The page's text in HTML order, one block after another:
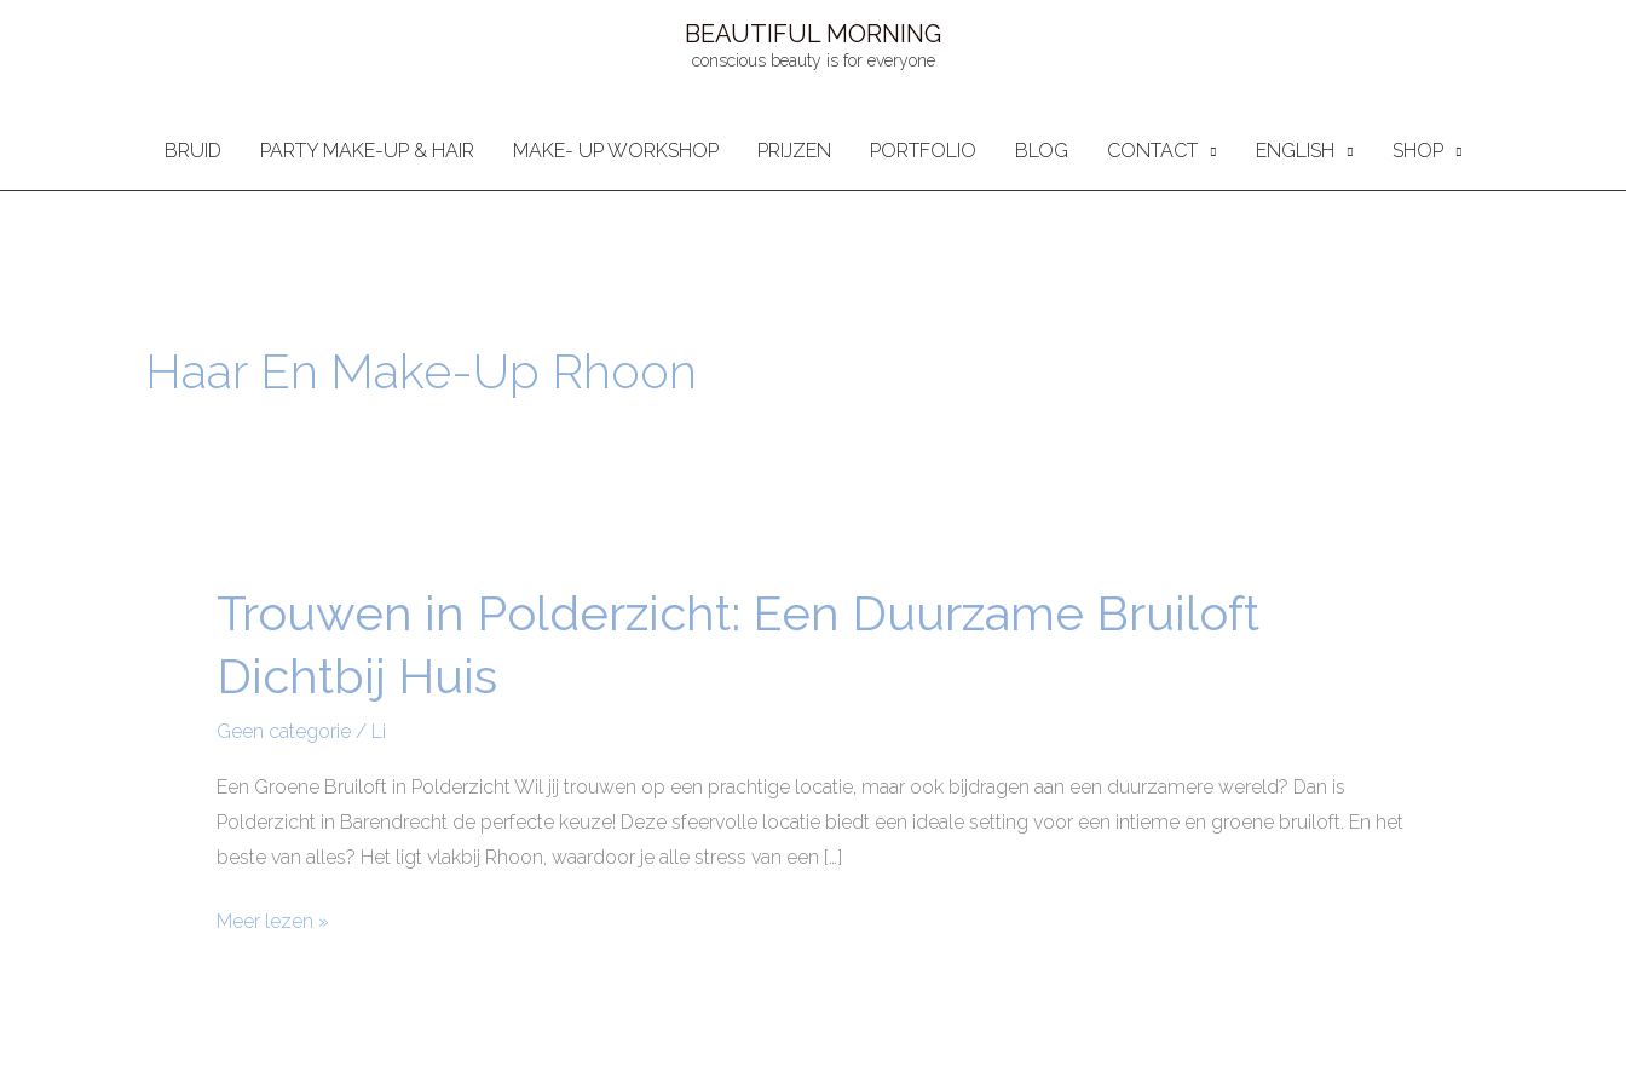
BEAUTIFUL MORNING
conscious beauty is for everyone
BRUID PARTY MAKE-UP & HAIR MAKE- UP WORKSHOP PRIJZEN PORTFOLIO BLOG CONTACT ENGLISH SHOP
Haar En Make-Up Rhoon
Trouwen in Polderzicht: Een Duurzame Bruiloft
Dichtbij Huis
Geen categorie/ Li
Een Groene Bruiloft in Polderzicht Wil jij trouwen op een prachtige locatie, maar ook bijdragen aan een duurzamere wereld? Dan is
Polderzicht in Barendrecht de perfecte keuze! Deze sfeervolle locatie biedt een ideale setting voor een intieme en groene bruiloft. En het
beste van alles? Het ligt vlakbij Rhoon, waardoor je alle stress van een […]
Trouwen
Polderzicht:
Duurzame
Bruiloft
Dichtbij
Huis
Meer lezen »